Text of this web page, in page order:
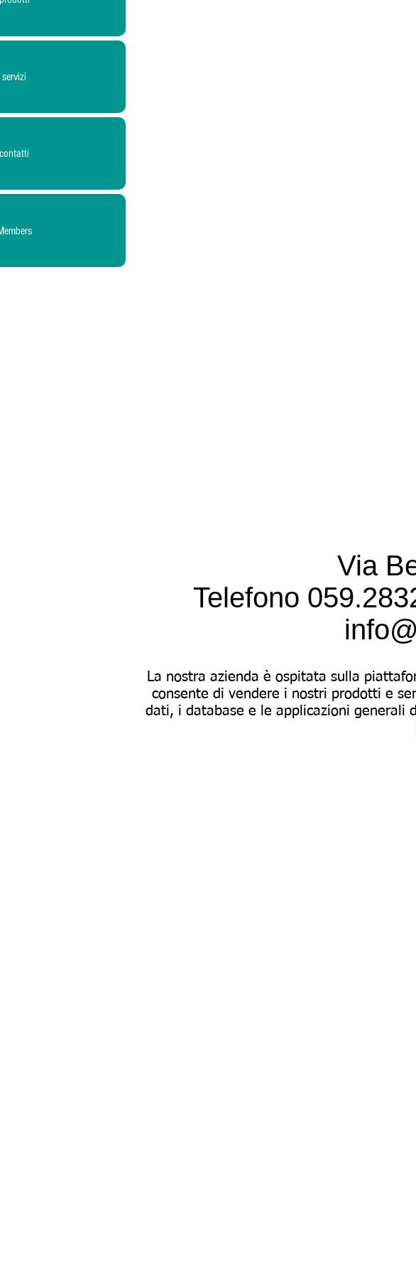
servizi
contatti
Via
Telefono
La nostra azienda è ospitata sulla
consente di vendere i nostri prodotti e
dati, i database e le applicazioni generali